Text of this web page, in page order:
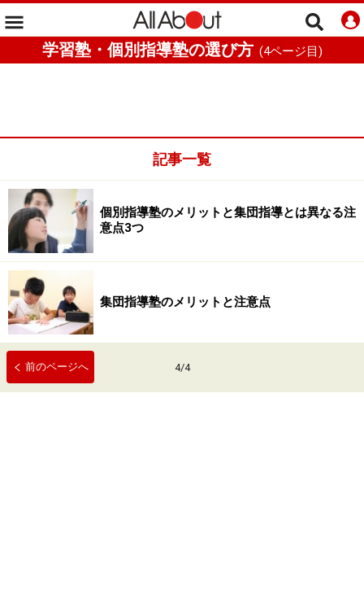
学習塾・個別指導塾の選び方 (4ページ目)
記事一覧
個別指導塾のメリットと集団指導とは異なる注
意点3つ
集団指導塾のメリットと注意点
前のページへ 4/4